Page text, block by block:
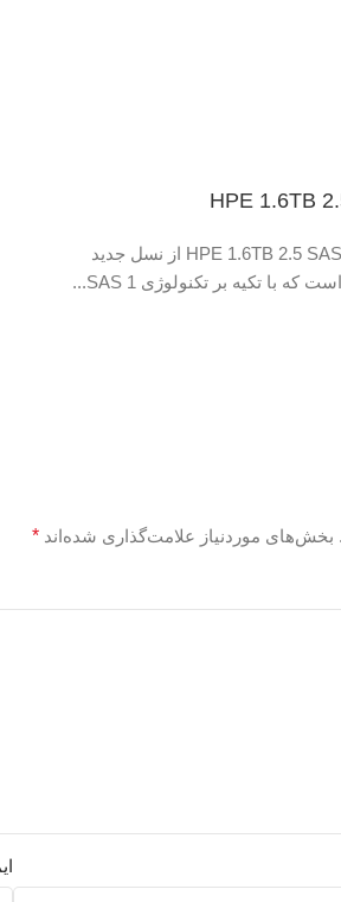
HPE 1.6TB
درایو SSD سرور HPE 1.6TB 2.5 SAS 12G WI SC از نسل جدید
بخش‌های موردنیاز علامت‌گذاری شده‌اند *